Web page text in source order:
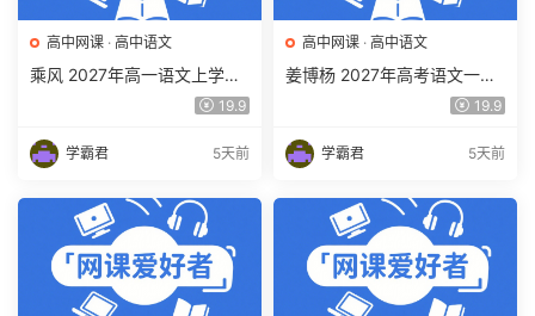
高中网课 · 高中语文
乘风 2027年高一语文上学期
网课教程 高一语文 暑假班视
19.9
学霸君 5天前
高中网课 · 高中语文
姜博杨 2027年高考语文一轮
复习网课教程 高三语文 上学
下载
19.9
学霸君 5天前